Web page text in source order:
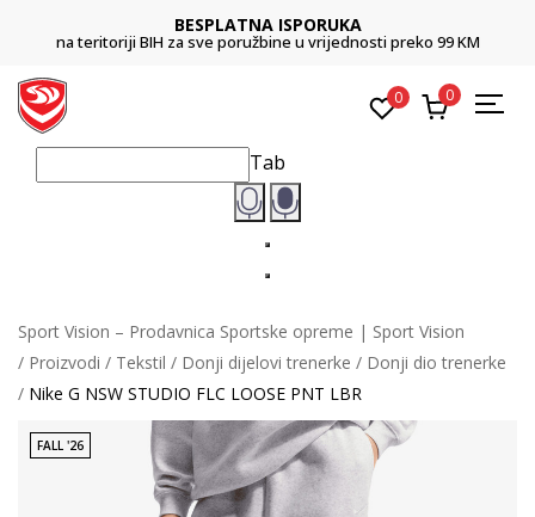
BESPLATNA ISPORUKA
na teritoriji BIH za sve poružbine u vrijednosti preko 99 KM
0 0
Tab
Sport Vision – Prodavnica Sportske opreme | Sport Vision
Proizvodi
Tekstil Donji dijelovi trenerke
Donji dio trenerke
Nike G NSW STUDIO FLC LOOSE PNT LBR
FALL '26